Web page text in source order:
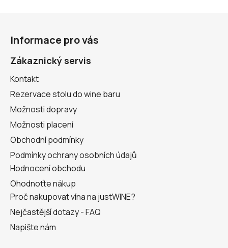
Informace pro vás
Zákaznický servis
Kontakt
Rezervace stolu do wine baru
Možnosti dopravy
Možnosti placení
Obchodní podmínky
Podmínky ochrany osobních údajů
Hodnocení obchodu
Ohodnoťte nákup
Proč nakupovat vína na justWINE?
Nejčastější dotazy - FAQ
Napište nám